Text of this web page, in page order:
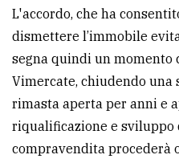
L'accordo, che ha
dismettere l’immobile
segna quindi un momento
Vimercate, chiudendo
rimasta aperta per anni e
riqualificazione e sviluppo
compravendita procederà